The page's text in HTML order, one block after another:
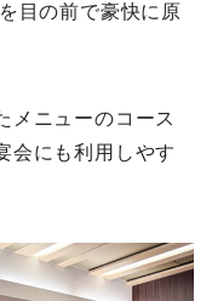
目の前で豪快に原
メニューのコース
会にも利用しやす